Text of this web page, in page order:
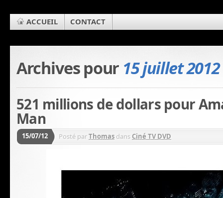
ACCUEIL CONTACT
Archives pour 15 juillet 2012
521 millions de dollars pour
Man
15/07/12 Posté parThomas dans Ciné TV DVD